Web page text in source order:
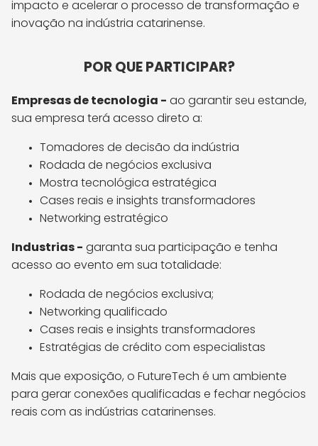
impacto e acelerar o processo de transformação e
inovação na indústria catarinense.
POR QUE PARTICIPAR?
Empresas de tecnologia - ao garantir seu estande,
sua empresa terá acesso direto a:
Tomadores de decisão da indústria
Rodada de negócios exclusiva
Mostra tecnológica estratégica
Cases reais e insights transformadores
Networking estratégico
Industrias - garanta sua participação e tenha
acesso ao evento em sua totalidade:
Rodada de negócios exclusiva;
Networking qualificado
Cases reais e insights transformadores
Estratégias de crédito com especialistas
Mais que exposição, o FutureTech é um ambiente
para gerar conexões qualificadas e fechar negócios
reais com as indústrias catarinenses.